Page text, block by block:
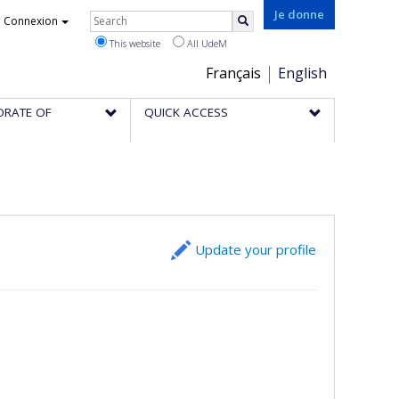
Je donne
Choix
de
la
Français English
Connexion Rechercher
This website All UdeM
OF QUICK ACCESS
Update your profile